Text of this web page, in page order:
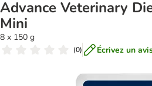
Advance Veterinary
Mini
8 x 150 g
(0) Écrivez un